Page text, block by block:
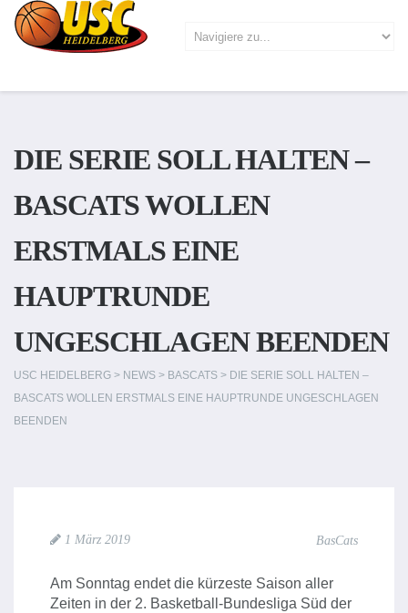
DIE SERIE SOLL HALTEN –
BASCATS WOLLEN
ERSTMALS EINE
HAUPTRUNDE
UNGESCHLAGEN BEENDEN
USC HEIDELBERG > NEWS > BASCATS > DIE SERIE SOLL HALTEN –
BASCATS WOLLEN ERSTMALS EINE HAUPTRUNDE UNGESCHLAGEN
BEENDEN
1 März 2019 BasCats
Am Sonntag endet die kürzeste Saison aller
Zeiten in der 2. Basketball-Bundesliga Süd der